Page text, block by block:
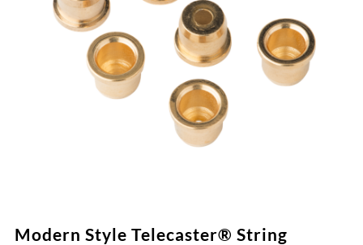
Modern Style Telecaster® String